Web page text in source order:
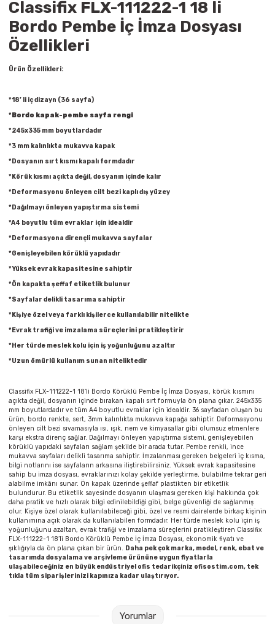
Raptiye & İğneler
Daksiller
Tual
Guaj Boyaları
Pastel Boyalar
Classifix FLX-111222-1 18 li
Bordo Pembe İç İmza Dosyası
Özellikleri
Ürün Özellikleri:
*18’ li iç dizayn (36 sayfa)
*Bordo kapak-pembe sayfa rengi
*245x335 mm boyutlardadır
*3 mm kalınlıkta mukavva kapak
*Dosyanın sırt kısmı kapalı formdadır
*Körük kısmı açıkta değil, dosyanın içinde kalır
*Deformasyonu önleyen cilt bezi kaplı dış yüzey
*Dağılmayı önleyen yapıştırma sistemi
*A4 boyutlu tüm evraklar için idealdir
*Deformasyona dirençli mukavva sayfalar
*Genişleyebilen körüklü yapıdadır
*Yüksek evrak kapasitesine sahiptir
*Ön kapakta şeffaf etiketlik bulunur
*Sayfalar delikli tasarıma sahiptir
*Kişiye özel veya farklı kişilerce kullanılabilir nitelikte
*Evrak trafiği ve imzalama süreçlerini pratikleştirir
*Her türde meslek kolu için iş yoğunluğunu azaltır
*Uzun ömürlü kullanım sunan niteliktedir
Classifix FLX-111222-1 18’li Bordo Körüklü Pembe İç İmza Dosyası, körük kısmını
açıkta değil, dosyanın içinde bırakan kapalı sırt formuyla ön plana çıkar. 245x335
mm boyutlardadır ve tüm A4 boyutlu evraklar için idealdir. 36 sayfadan oluşan bu
ürün, bordo renkte, sert, 3mm kalınlıkta mukavva kapağa sahiptir. Deformasyonu
önleyen cilt bezi sıvamasıyla ısı, ışık, nem ve kimyasallar gibi olumsuz etmenlere
karşı ekstra direnç sağlar. Dağılmayı önleyen yapıştırma sistemi, genişleyebilen
körüklü yapıdaki sayfaları sağlam şekilde bir arada tutar. Pembe renkli, ince
mukavva sayfaları delikli tasarıma sahiptir. İmzalanması gereken belgeleri iç kısma,
bilgi notlarını ise sayfaların arkasına iliştirebilirsiniz. Yüksek evrak kapasitesine
sahip bu imza dosyası, evraklarınızı kolay şekilde yerleştirme, bulabilme tekrar geri
alabilme imkânı sunar. Ön kapak üzerinde şeffaf plastikten bir etiketlik
bulundurur. Bu etiketlik sayesinde dosyanın ulaşması gereken kişi hakkında çok
daha pratik ve hızlı olarak bilgi edinilebildiği gibi, belge güvenliği de sağlanmış
olur. Kişiye özel olarak kullanılabileceği gibi, özel ve resmi dairelerde birkaç kişinin
kullanımına açık olarak da kullanılabilen formdadır. Her türde meslek kolu için iş
yoğunluğunu azaltan, evrak trafiği ve imzalama süreçlerini pratikleştiren Classifix
FLX-111222-1 18’li Bordo Körüklü Pembe İç İmza Dosyası, ekonomik fiyatı ve
şıklığıyla da ön plana çıkan bir ürün. Daha pek çok marka, model, renk, ebat ve
tasarımda dosyalama ve arşivleme ürününe uygun fiyatlarla
ulaşabileceğiniz en büyük endüstriyel ofis tedarikçiniz ofisostim.com, tek
tıkla tüm siparişlerinizi kapınıza kadar ulaştırıyor.
Yorumlar